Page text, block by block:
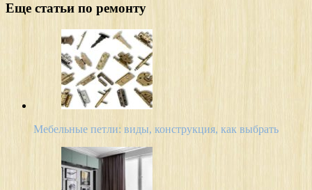
Еще статьи по ремонту
Мебельные петли: виды, конструкция, как выбрать